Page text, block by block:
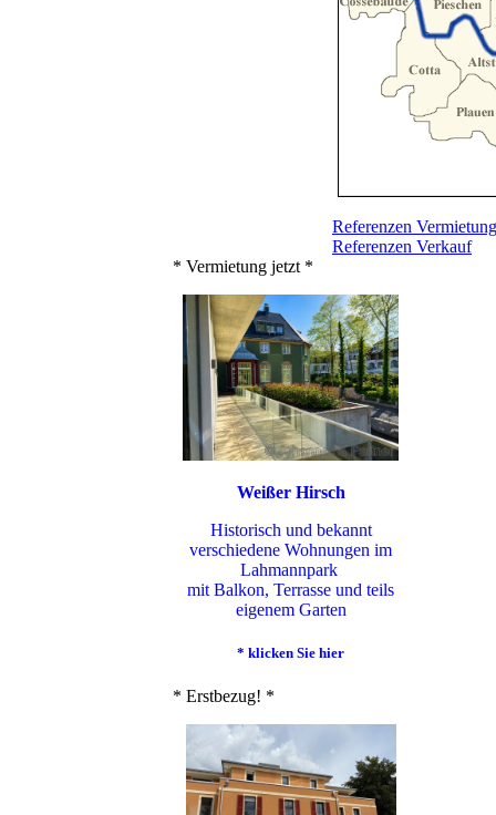
Referenzen Vermietung
Referenzen Verkauf
* Vermietung jetzt *
Weißer Hirsch
Historisch und bekannt
verschiedene Wohnungen im
Lahmannpark
mit Balkon, Terrasse und teils
eigenem Garten
* klicken Sie hier
* Erstbezug! *